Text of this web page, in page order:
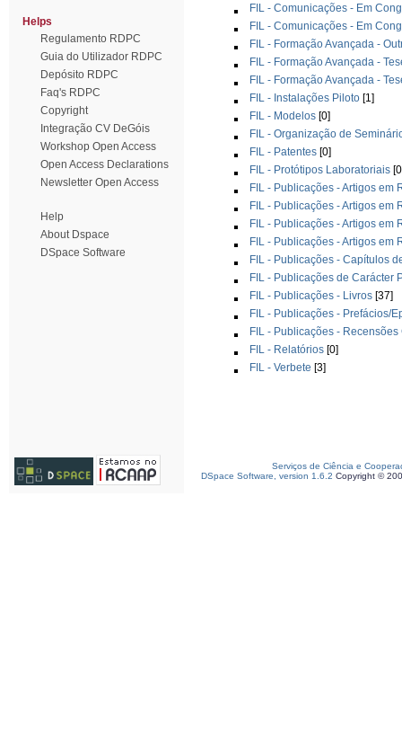
Helps
Regulamento RDPC
Guia do Utilizador RDPC
Depósito RDPC
Faq's RDPC
Copyright
Integração CV DeGóis
Workshop Open Access
Open Access Declarations
Newsletter Open Access
Help
About Dspace
DSpace Software
FIL - Comunicações - Em
FIL - Comunicações - Em
FIL - Formação Avançada -
FIL - Formação Avançada -
FIL - Formação Avançada -
FIL - Instalações Piloto [1]
FIL - Modelos [0]
FIL - Organização de
FIL - Patentes [0]
FIL - Protótipos Laboratoriais
FIL - Publicações - Artigos em
FIL - Publicações - Artigos em
FIL - Publicações - Artigos em
FIL - Publicações - Artigos em
FIL - Publicações - Capítulos
FIL - Publicações de Carácter
FIL - Publicações - Livros [37]
FIL - Publicações - Prefácios/
FIL - Publicações - Recensões
FIL - Relatórios [0]
FIL - Verbete [3]
Serviços de Ciência e
DSpace Software, version 1.6.2 Copyright ©